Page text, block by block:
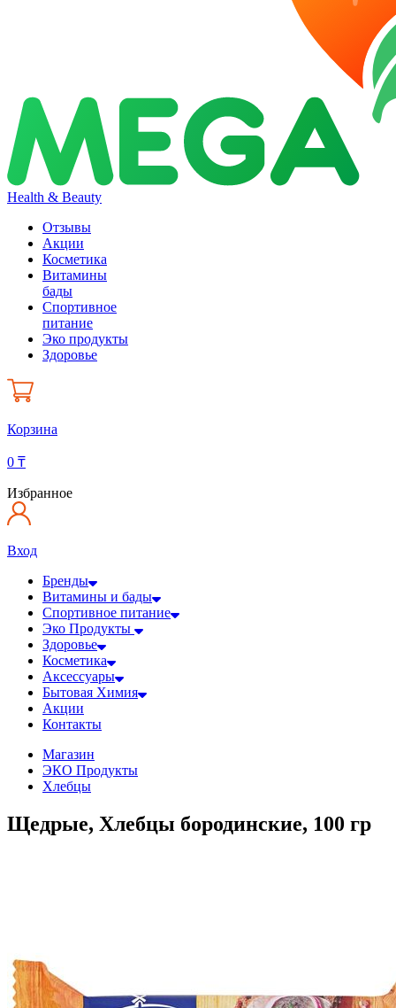
Health & Beauty
Отзывы
Акции
Косметика
Витамины
бады
Спортивное
питание
Эко продукты
Здоровье
Корзина
0 ₸
Избранное
Вход
Бренды
Витамины и бады
Спортивное питание
Эко Продукты
Здоровье
Косметика
Аксессуары
Бытовая Химия
Акции
Контакты
Магазин
ЭКО Продукты
Хлебцы
Щедрые, Хлебцы бородинские, 100 гр